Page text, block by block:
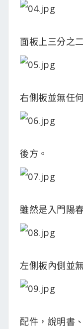
面板上三分之
右側板並無任
後方。
雖然是入門陽
左側板內側並
配件，說明書